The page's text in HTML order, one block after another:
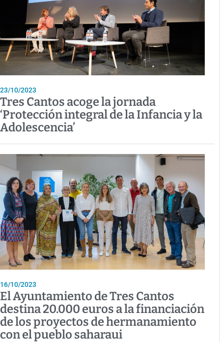
23/10/2023
Tres Cantos acoge la jornada
‘Protección integral de la Infancia y la
Adolescencia’
16/10/2023
El Ayuntamiento de Tres Cantos
destina 20.000 euros a la financiación
de los proyectos de hermanamiento
con el pueblo saharaui